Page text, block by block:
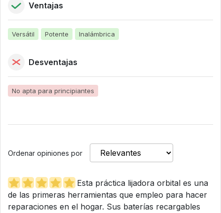
Ventajas
Versátil Potente Inalámbrica
Desventajas
No apta para principiantes
Ordenar opiniones por
Esta práctica lijadora orbital es una
de las primeras herramientas que empleo para hacer
reparaciones en el hogar. Sus baterías recargables